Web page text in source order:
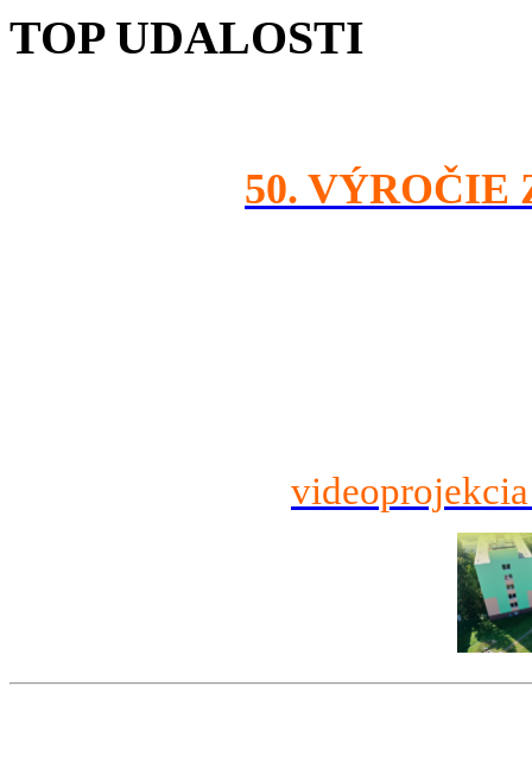
TOP UDALOSTI
50. VÝROČIE